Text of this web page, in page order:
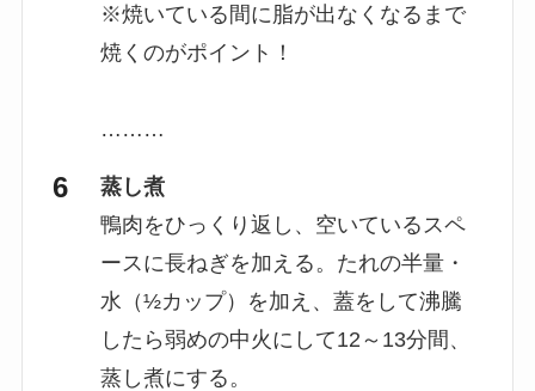
※焼いている間に脂が出なくなるまで
焼くのがポイント！
………
蒸し煮
鴨肉をひっくり返し、空いているスペ
ースに長ねぎを加える。たれの半量・
水（½カップ）を加え、蓋をして沸騰
したら弱めの中火にして12～13分間、
蒸し煮にする。